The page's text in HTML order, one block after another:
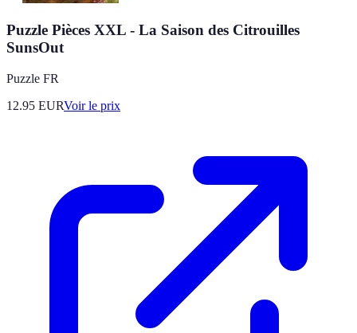
Puzzle Pièces XXL - La Saison des Citrouilles
SunsOut
Puzzle FR
12.95 EURVoir le prix